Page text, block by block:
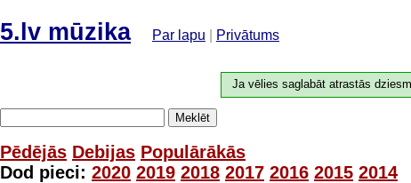
5.lv mūzika Par lapu Privātums
Ja vēlies saglabāt atrastās
Meklēt
Pēdējās Debijas Populārākās
Dod pieci: 2020 2019 2018 2017 2016 2015 2014